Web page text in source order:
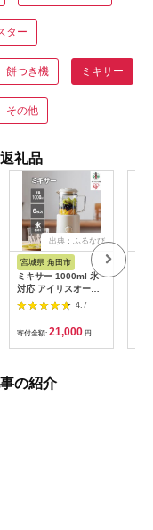
ター
餅つき機 ミキサー
その他
礼品
出典：ふるなび
宮城県 角田市
ミキサー 1000ml 氷
対応 アイリスオーヤ
マ 家庭用 キッチン ギ
ー デザート お手入れ
簡単 IJM-S101-Cアイ
ボリー
4.7
寄付金額: 21,000 円
の紹介